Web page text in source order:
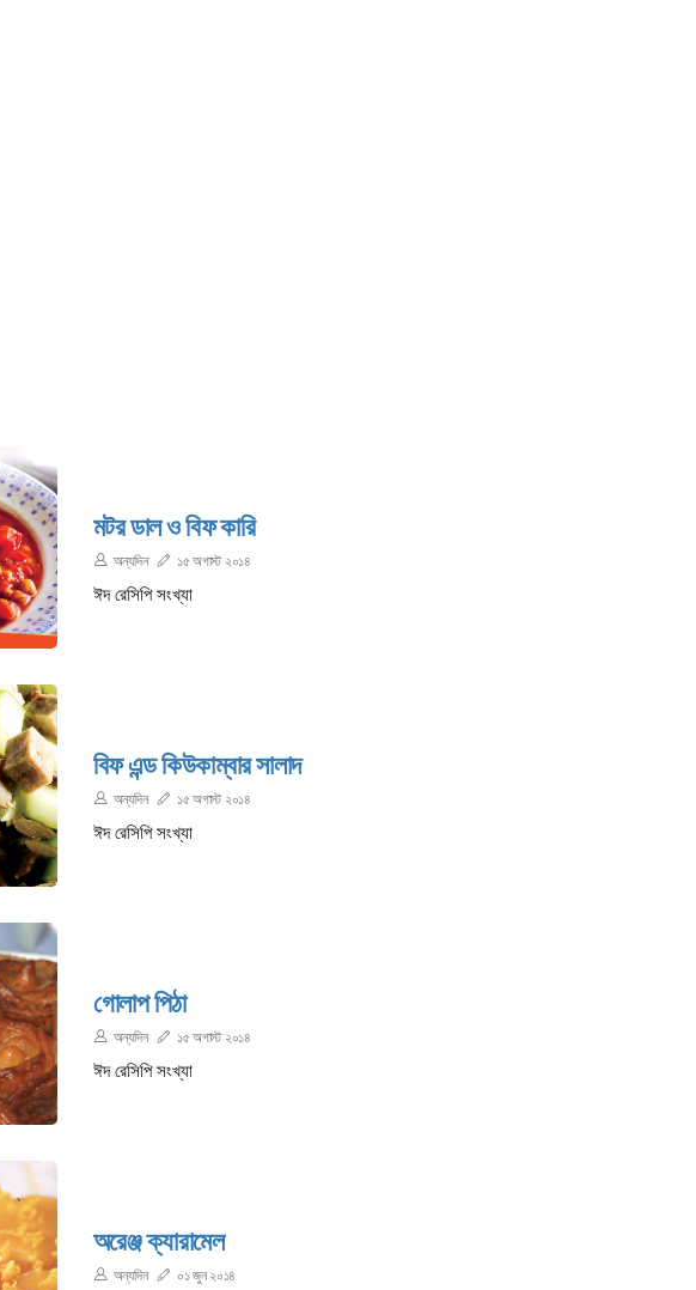
মটর ডাল ও বিফ কারি
অন্যদিন ১৫ অগাস্ট ২০১৪
ঈদ রেসিপি সংখ্যা
বিফ এন্ড কিউকাম্বার সালাদ
অন্যদিন ১৫ অগাস্ট ২০১৪
ঈদ রেসিপি সংখ্যা
গোলাপ পিঠা
অন্যদিন ১৫ অগাস্ট ২০১৪
ঈদ রেসিপি সংখ্যা
অরেঞ্জ ক্যারামেল
অন্যদিন ০১ জুন ২০১৪